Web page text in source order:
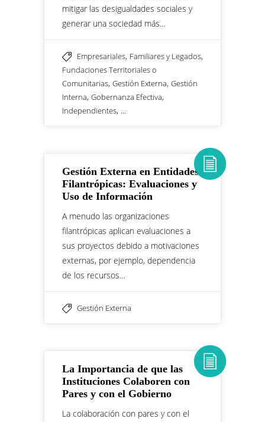
mitigar las desigualdades sociales y
generar una sociedad más…
Empresariales, Familiares y Legados,
Fundaciones Territoriales o
Comunitarias, Gestión Externa, Gestión
Interna, Gobernanza Efectiva,
Independientes, ...
Gestión Externa en Entidades
Filantrópicas: Evaluaciones y
Uso de Información
A menudo las organizaciones
filantrópicas aplican evaluaciones a
sus proyectos debido a motivaciones
externas, por ejemplo, dependencia
de los recursos…
Gestión Externa
La Importancia de que las
Instituciones Colaboren con
Pares y con el Gobierno
La colaboración con pares y con el